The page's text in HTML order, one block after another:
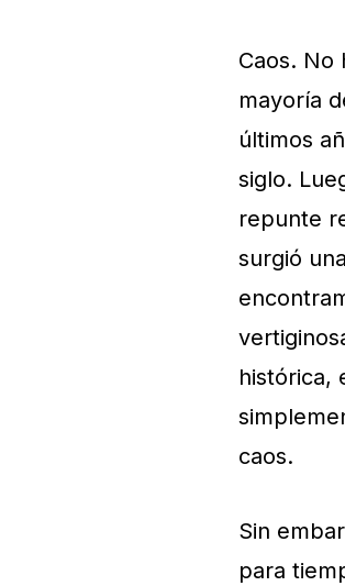
Caos. No
mayoría
últimos
siglo.
repunte
surgió
histórica,
caos.
Sin
para